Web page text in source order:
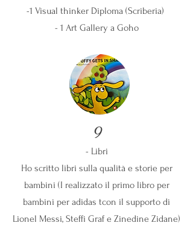
-1 Visual thinker Diploma (Scriberia)
- 1 Art Gallery a Goho
9
- Libri
Ho scritto libri sulla qualità e storie per
bambini (I realizzato il primo libro per
bambini per adidas tcon il supporto di
Lionel Messi, Steffi Graf e Zinedine Zidane)